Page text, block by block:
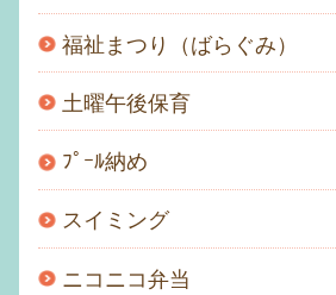
福祉まつり（ばらぐみ）
土曜午後保育
ﾌﾟｰﾙ納め
スイミング
ニコニコ弁当